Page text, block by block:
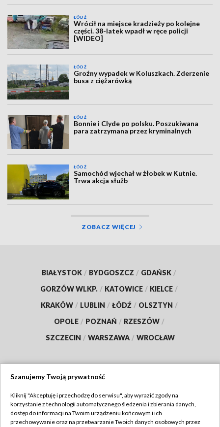
ŁÓDŹ
Wrócił na miejsce kradzieży po kolejne
części. 38-latek wpadł w ręce policji
[WIDEO]
ŁÓDŹ
Groźny wypadek w Koluszkach. Zderzenie
busa z ciężarówką
ŁÓDŹ
Bonnie i Clyde po polsku. Poszukiwana
para zatrzymana przez kryminalnych
ŁÓDŹ
Samochód wjechał w żłobek w Kutnie.
Trwa akcja służb
ZOBACZ WIĘCEJ
BIAŁYSTOK / BYDGOSZCZ / GDAŃSK /
GORZÓW WLKP. / KATOWICE / KIELCE /
KRAKÓW / LUBLIN / ŁÓDŹ / OLSZTYN /
OPOLE / POZNAŃ / RZESZÓW /
SZCZECIN / WARSZAWA / WROCŁAW
TVP
Abonament TVP
Regulamin TVP
Szanujemy Twoją prywatność
Kliknij "Akceptuję i przechodzę do serwisu", aby wyrazić zgody na
korzystanie z technologii automatycznego śledzenia i zbierania danych,
dostęp do informacji na Twoim urządzeniu końcowym i ich
przechowywanie oraz na przetwarzanie Twoich danych osobowych przez